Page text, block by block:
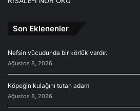
Son Eklenenler
Nefsin vücudunda bir körlük vardır.
Ağustos 8, 2026
Köpeğin kulağını tutan adam
Ağustos 8, 2026